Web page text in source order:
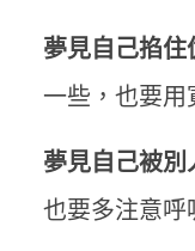
夢見自己掐住
一些，也要用
夢見自己被別
也要多注意呼